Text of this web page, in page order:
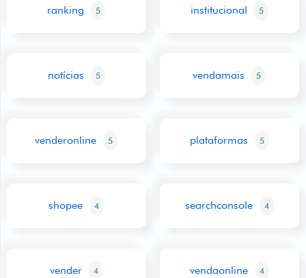
ranking 5 institucional 5
notícias 5 vendamais 5
venderonline 5 plataformas 5
shopee 4 searchconsole 4
vender 4 vendaonline 4